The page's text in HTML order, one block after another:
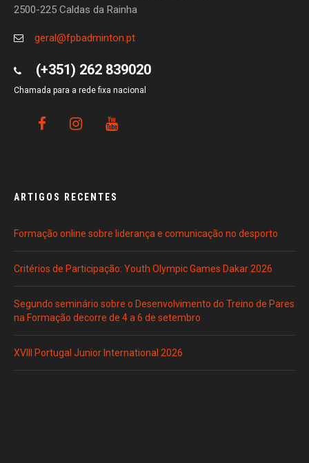
2500-225 Caldas da Rainha
geral@fpbadminton.pt
(+351) 262 839020
Chamada para a rede fixa nacional
ARTIGOS RECENTES
Formação online sobre liderança e comunicação no desporto
Critérios de Participação: Youth Olympic Games Dakar 2026
Segundo seminário sobre o Desenvolvimento do Treino de Pares
na Formação decorre de 4 a 6 de setembro
XVIII Portugal Junior International 2026